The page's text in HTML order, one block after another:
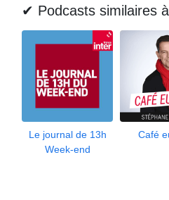
✔ Podcasts similaires
Le journal de 13h
Week-end
Café